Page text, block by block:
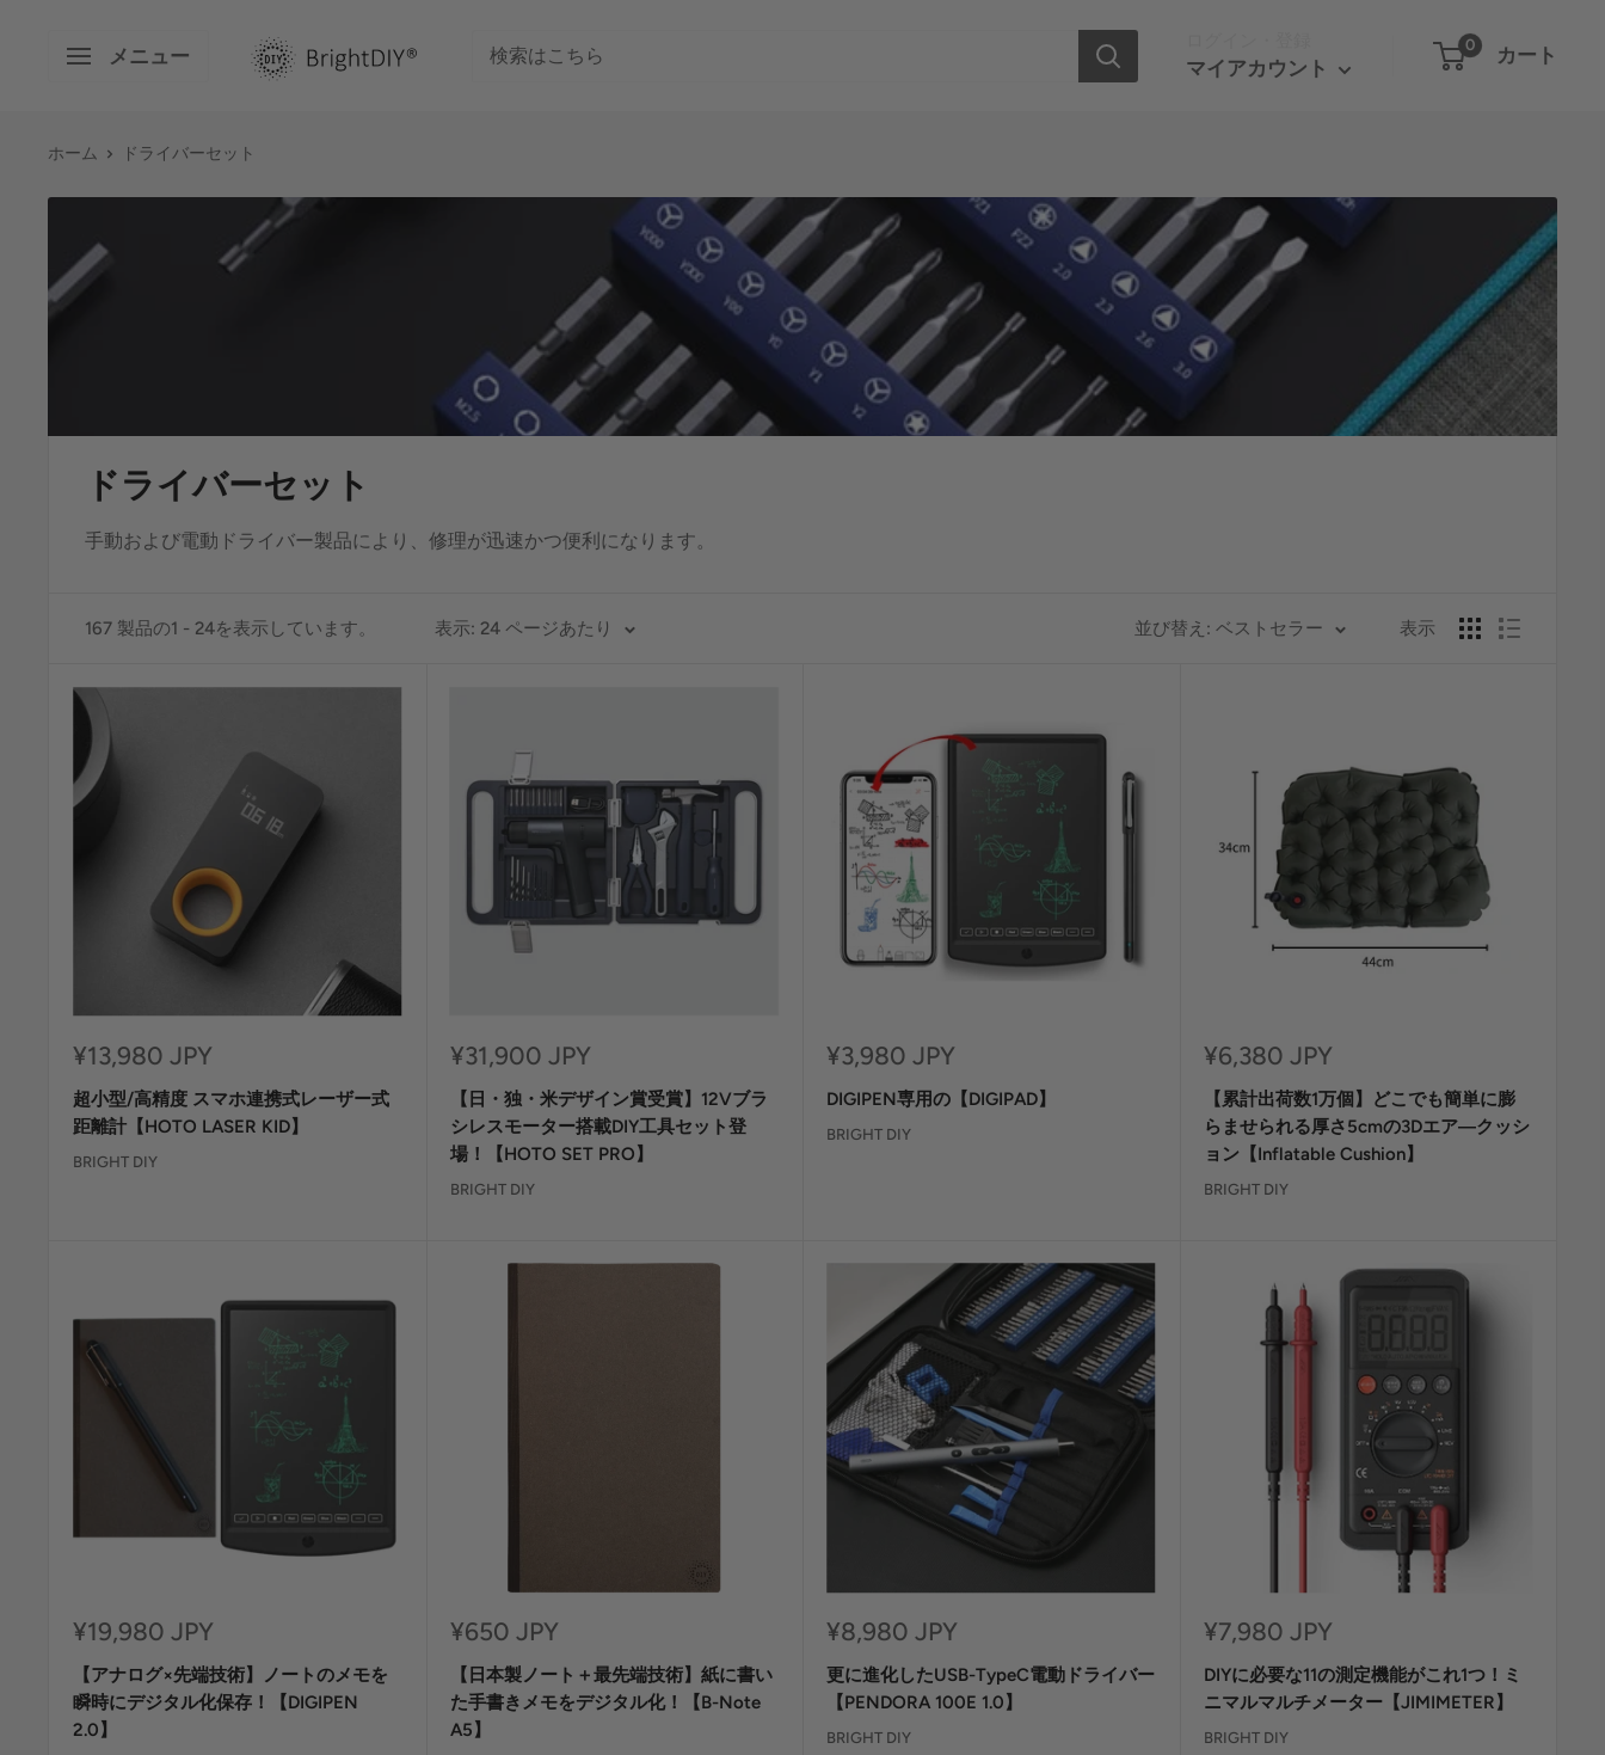
メニュー
BRIGHT
DIY
マイアカウント
0 カート
ホーム ドライバーセット
ドライバーセット
手動および電動ドライバー製品により、修理が迅速かつ便利になります。
167 製品の1 - 24を表示しています。 表示: 24 ページあたり 並び替え: ベストセラー 表示
セ
ル
価
格
¥13,980 JPY
超小型/高精度 スマホ連携式レーザー式
距離計【HOTO LASER KID】
BRIGHT DIY
セ
ル
価
格
¥31,900 JPY
【日・独・米デザイン賞受賞】12Vブラ
シレスモーター搭載DIY工具セット登
場！【HOTO SET PRO】
BRIGHT DIY
セ
ル
価
¥3,980 JPY
DIGIPEN専用の【DIGIPAD】
BRIGHT DIY
セ
ル
価
格
¥6,380 JPY
【累計出荷数1万個】どこでも簡単に膨
らませられる厚さ5cmの3Dエア―クッシ
ョン【Inflatable Cushion】
BRIGHT DIY
セ
ル
価
格
¥19,980 JPY
【アナログ×先端技術】ノートのメモを
瞬時にデジタル化保存！【DIGIPEN
2.0】
セ
ル
価
格
¥650 JPY
【日本製ノート＋最先端技術】紙に書い
た手書きメモをデジタル化！【B-Note
A5】
セ
ル
価
格
¥8,980 JPY
更に進化したUSB-TypeC電動ドライバー
【PENDORA 100E 1.0】
BRIGHT DIY
セ
ル
価
格
¥7,980 JPY
DIYに必要な11の測定機能がこれ1つ！ミ
ニマルマルチメーター【JIMIMETER】
BRIGHT DIY